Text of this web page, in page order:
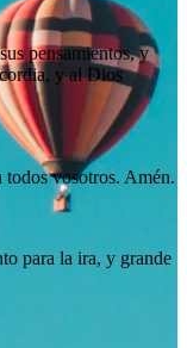
pensamientos, y
y al Dios
todos vosotros. Amén.
para la ira, y grande